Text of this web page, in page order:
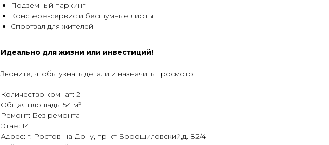
Подземный паркинг
Консьерж-сервис и бесшумные лифты
Спортзал для жителей
Идеально для жизни или инвестиций!
Звоните, чтобы узнать детали и назначить просмотр!
Количество комнат: 2
Общая площадь: 54 м²
Ремонт: Без ремонта
Этаж: 14
Адрес: г. Ростов-на-Дону, пр-кт Ворошиловский,д. 82/4